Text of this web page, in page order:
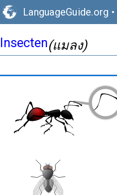
LanguageGuide.org •
Insecten(แมลง)